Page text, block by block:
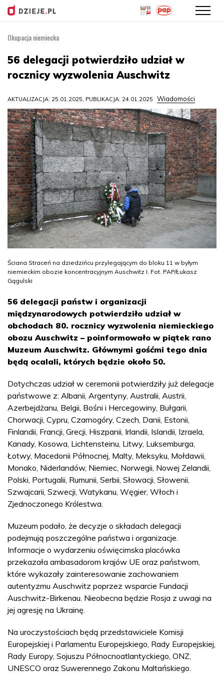
treści
Okupacja niemiecka
56 delegacji potwierdziło udział w
rocznicy wyzwolenia Auschwitz
AKTUALIZACJA: 25.01.2025, PUBLIKACJA: 24.01.2025 Wiadomości
Ściana Straceń na dziedzińcu przylegającym do bloku 11 w byłym
niemieckim obozie koncentracyjnym Auschwitz I. Fot. PAP/Łukasz
Gągulski
56 delegacji państw i organizacji
międzynarodowych potwierdziło udział w
obchodach 80. rocznicy wyzwolenia niemieckiego
obozu Auschwitz – poinformowało w piątek rano
Muzeum Auschwitz. Głównymi gośćmi tego dnia
będą ocalali, których będzie około 50.
Dotychczas udział w ceremonii potwierdziły już delegacje
państwowe z: Albanii, Argentyny, Australii, Austrii,
Azerbejdżanu, Belgii, Bośni i Hercegowiny, Bułgarii,
Chorwacji, Cypru, Czarnogóry, Czech, Danii, Estonii,
Finlandii, Francji, Grecji, Hiszpanii, Irlandii, Islandii, Izraela,
Kanady, Kosowa, Lichtensteinu, Litwy, Luksemburga,
Łotwy, Macedonii Północnej, Malty, Meksyku, Mołdawii,
Monako, Niderlandów, Niemiec, Norwegii, Nowej Zelandii,
Polski, Portugalii, Rumunii, Serbii, Słowacji, Słowenii,
Szwajcarii, Szwecji, Watykanu, Węgier, Włoch i
Zjednoczonego Królestwa.
Muzeum podało, że decyzje o składach delegacji
podejmują poszczególne państwa i organizacje.
Informacje o wydarzeniu oświęcimska placówka
przekazała ambasadorom krajów UE oraz państwom,
które wykazały zainteresowanie zachowaniem
autentyzmu Auschwitz poprzez wsparcie Fundacji
Auschwitz-Birkenau. Nieobecna będzie Rosja z uwagi na
jej agresję na Ukrainę.
Na uroczystościach będą przedstawiciele Komisji
Europejskiej i Parlamentu Europejskiego, Rady Europejskiej,
Rady Europy, Sojuszu Północnoatlantyckiego, ONZ,
UNESCO oraz Suwerennego Zakonu Maltańskiego.